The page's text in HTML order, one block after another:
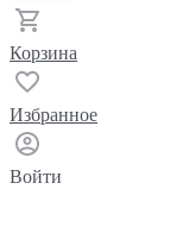
Корзина
Избранное
Войти